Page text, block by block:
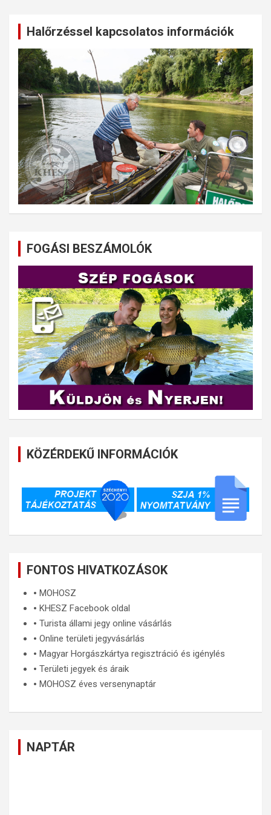
Halőrzéssel kapcsolatos információk
FOGÁSI BESZÁMOLÓK
KÖZÉRDEKŰ INFORMÁCIÓK
FONTOS HIVATKOZÁSOK
🞄 MOHOSZ
🞄 KHESZ Facebook oldal
🞄 Turista állami jegy online vásárlás
🞄 Online területi jegyvásárlás
🞄 Magyar Horgászkártya regisztráció és igénylés
🞄 Területi jegyek és áraik
🞄 MOHOSZ éves versenynaptár
NAPTÁR